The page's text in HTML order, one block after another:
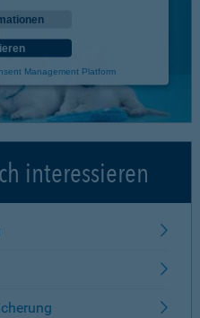
Management Platform
interessieren